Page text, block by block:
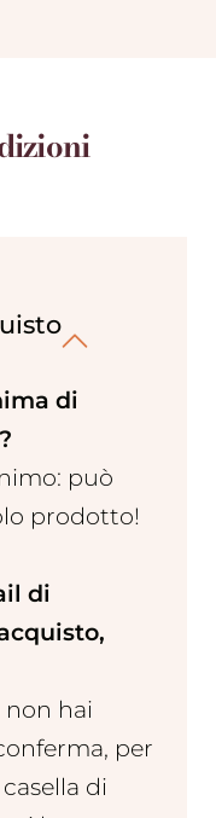
di
può
prodotto!
di
non hai
per
di